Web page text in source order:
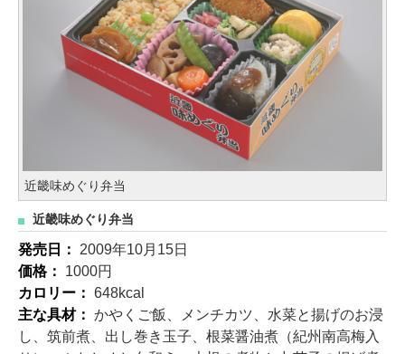
近畿味めぐり弁当
近畿味めぐり弁当
発売日： 2009年10月15日
価格： 1000円
カロリー： 648kcal
主な具材： かやくご飯、メンチカツ、水菜と揚げのお浸
し、筑前煮、出し巻き玉子、根菜醤油煮（紀州南高梅入